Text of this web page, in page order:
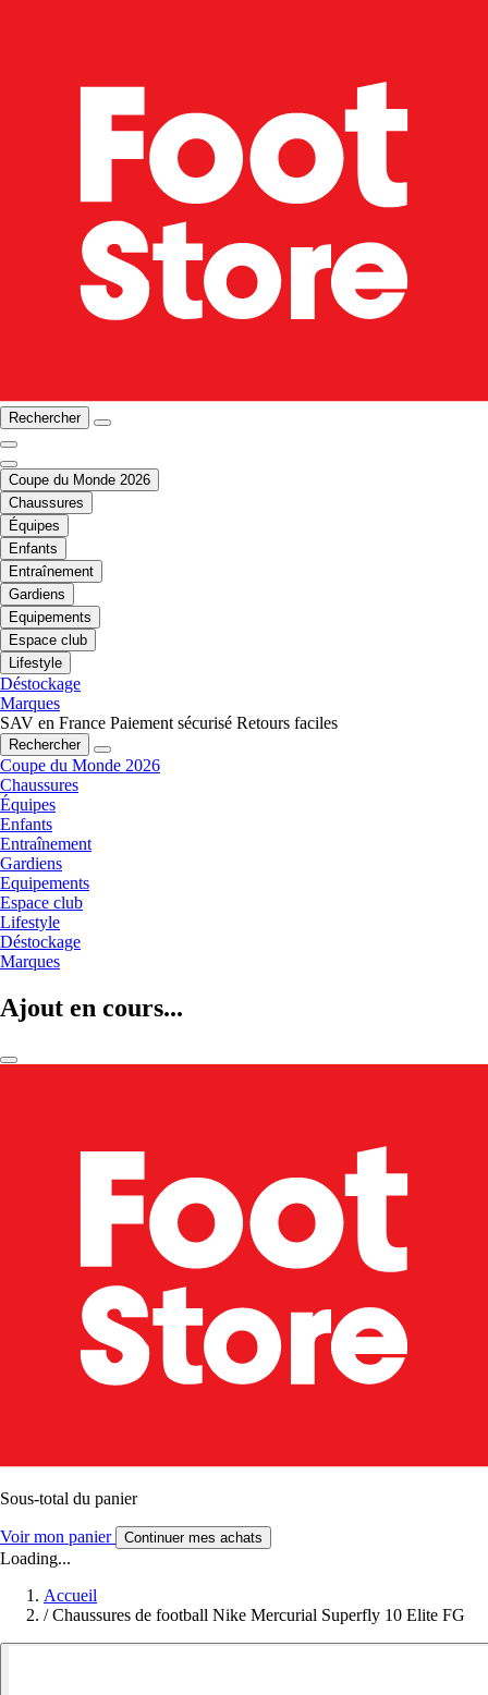
Rechercher
Coupe du Monde 2026
Chaussures
Équipes
Enfants
Entraînement
Gardiens
Equipements
Espace club
Lifestyle
Déstockage
Marques
SAV en France Paiement sécurisé Retours faciles
Rechercher
Coupe du Monde 2026
Chaussures
Équipes
Enfants
Entraînement
Gardiens
Equipements
Espace club
Lifestyle
Déstockage
Marques
Ajout en cours...
Sous-total du panier
Voir mon panier Continuer mes achats
Loading...
Accueil
/ Chaussures de football Nike Mercurial Superfly 10 Elite FG